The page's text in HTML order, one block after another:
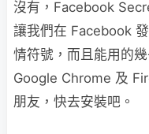
沒有，Facebook
讓我們在 Facebook
情符號，而且能用的
Google Chrome 及
朋友，快去安裝吧。